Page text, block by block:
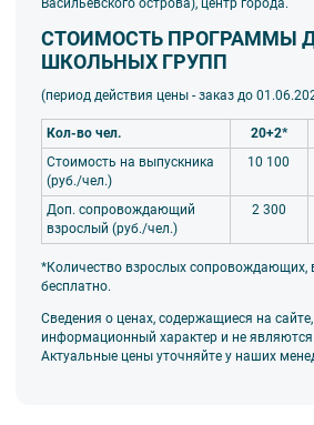
Васильевского острова), центр города.
СТОИМОСТЬ ПРОГРАММЫ
ШКОЛЬНЫХ ГРУПП
(период действия цены - заказ до 01.06
Кол-во чел. 20+2*
Стоимость на выпускника
(руб./чел.)
10 100
Доп. сопровождающий
взрослый (руб./чел.)
2 300
*Количество взрослых сопровождающих,
бесплатно.
Сведения о ценах, содержащиеся на
информационный характер и не
Актуальные цены уточняйте у наших